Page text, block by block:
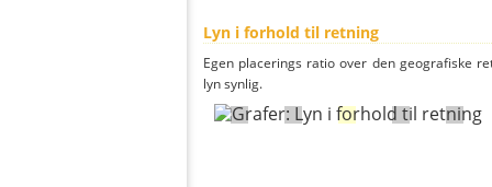
Lyn i forhold til retning
Egen placerings ratio over den geografiske
lyn synlig.